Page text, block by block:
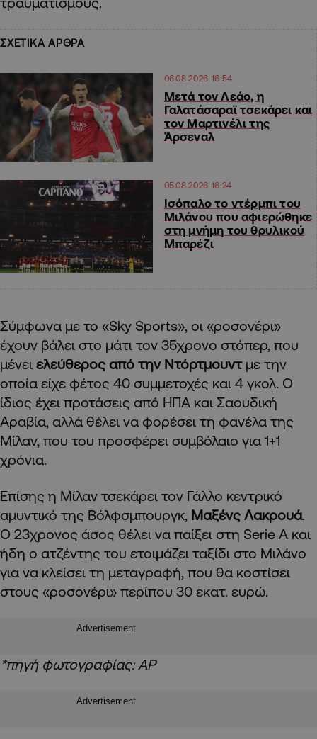
ΣΧΕΤΙΚΑ ΑΡΘΡΑ
06.08.2026 16:54
Μετά τον Λεάο, η
Γαλατάσαραϊ τσεκάρει και
τον Μαρτινέλι της
Άρσεναλ
05.08.2026 16:24
Ισόπαλο το ντέρμπι του
Μιλάνου που αφιερώθηκε
στη μνήμη του θρυλικού
Μπαρέζι
Σύμφωνα με το «Sky Sports», οι «ροσονέρι»
έχουν βάλει στο μάτι τον 35χρονο στόπερ, που
μένει ελεύθερος από την Ντόρτμουντμε την
οποία είχε φέτος 40 συμμετοχές και 4 γκολ. Ο
ίδιος έχει προτάσεις από ΗΠΑ και Σαουδική
Αραβία, αλλά θέλει να φορέσει τη φανέλα της
Μίλαν, που του προσφέρει συμβόλαιο για 1+1
χρόνια.
Επίσης η Μίλαν τσεκάρει τον Γάλλο κεντρικό
αμυντικό της Βόλφσμπουργκ, Μαξένς Λακρουά.
Ο 23χρονος άσος θέλει να παίξει στη Serie A και
ήδη ο ατζέντης του ετοιμάζει ταξίδι στο Μιλάνο
για να κλείσει τη μεταγραφή, που θα κοστίσει
στους «ροσονέρι» περίπου 30 εκατ. ευρώ.
Advertisement
*πηγή φωτογραφίας: ΑΡ
Advertisement